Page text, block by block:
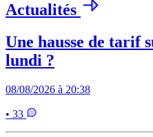
Actualités
Une hausse de tarif
lundi ?
08/08/2026 à 20:38
• 33